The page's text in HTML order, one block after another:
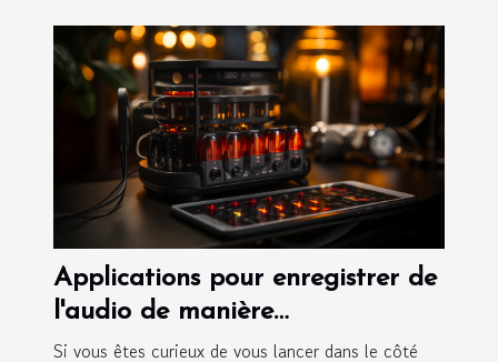
Applications pour enregistrer de
l'audio de manière
professionnelle depuis votre
Si vous êtes curieux de vous lancer dans le côté